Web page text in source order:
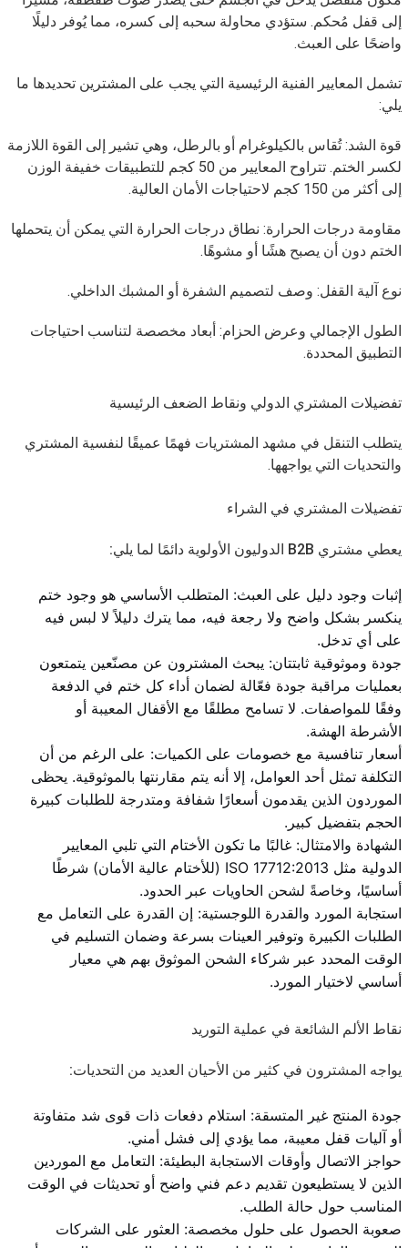
إلى قفل مُحكم. ستؤدي محاولة سحبه إلى كسره، مما يُوفر دليلًا
واضحًا على العبث.
تشمل المعايير الفنية الرئيسية التي يجب على المشترين تحديدها ما
يلي:
قوة الشد: تُقاس بالكيلوغرام أو بالرطل، وهي تشير إلى القوة اللازمة
لكسر الختم. تتراوح المعايير من 50 كجم للتطبيقات خفيفة الوزن
إلى أكثر من 150 كجم لاحتياجات الأمان العالية.
مقاومة درجات الحرارة: نطاق درجات الحرارة التي يمكن أن يتحملها
الختم دون أن يصبح هشًا أو مشوهًا.
نوع آلية القفل: وصف لتصميم الشفرة أو المشبك الداخلي.
الطول الإجمالي وعرض الحزام: أبعاد مخصصة لتناسب احتياجات
التطبيق المحددة.
تفضيلات المشتري الدولي ونقاط الضعف الرئيسية
يتطلب التنقل في مشهد المشتريات فهمًا عميقًا لنفسية المشتري
والتحديات التي يواجهها.
تفضيلات المشتري في الشراء
يعطي مشتري B2B الدوليون الأولوية دائمًا لما يلي:
إثبات وجود دليل على العبث: المتطلب الأساسي هو وجود ختم
ينكسر بشكل واضح ولا رجعة فيه، مما يترك دليلاً لا لبس فيه
على أي تدخل.
جودة وموثوقية ثابتتان: يبحث المشترون عن مصنّعين يتمتعون
بعمليات مراقبة جودة فعّالة لضمان أداء كل ختم في الدفعة
وفقًا للمواصفات. لا تسامح مطلقًا مع الأقفال المعيبة أو
الأشرطة الهشة.
أسعار تنافسية مع خصومات على الكميات: على الرغم من أن
التكلفة تمثل أحد العوامل، إلا أنه يتم مقارنتها بالموثوقية. يحظى
الموردون الذين يقدمون أسعارًا شفافة ومتدرجة للطلبات كبيرة
الحجم بتفضيل كبير.
الشهادة والامتثال: غالبًا ما تكون الأختام التي تلبي المعايير
الدولية مثل ISO 17712:2013 (للأختام عالية الأمان) شرطًا
أساسيًا، وخاصةً لشحن الحاويات عبر الحدود.
استجابة المورد والقدرة اللوجستية: إن القدرة على التعامل مع
الطلبات الكبيرة وتوفير العينات بسرعة وضمان التسليم في
الوقت المحدد عبر شركاء الشحن الموثوق بهم هي معيار
أساسي لاختيار المورد.
نقاط الألم الشائعة في عملية التوريد
يواجه المشترون في كثير من الأحيان العديد من التحديات:
جودة المنتج غير المتسقة: استلام دفعات ذات قوى شد متفاوتة
أو آليات قفل معيبة، مما يؤدي إلى فشل أمني.
حواجز الاتصال وأوقات الاستجابة البطيئة: التعامل مع الموردين
الذين لا يستطيعون تقديم دعم فني واضح أو تحديثات في الوقت
المناسب حول حالة الطلب.
صعوبة الحصول على حلول مخصصة: العثور على الشركات